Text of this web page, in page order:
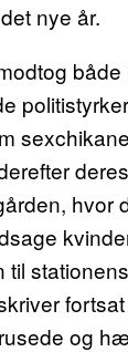
nye år.
både
hvor
og